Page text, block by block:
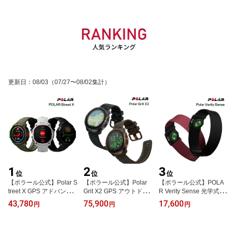
更新日 ： 08/03 （07/27〜08/02集計）
1 位
【ポラール公式】Polar S
treet X GPS アドバンス
ド ランニングウォッチ
タッチディスプレイ AM
43,780 円
2位
【ポラール公式】Polar
Grit X2 GPS アウトドア
スポーツウォッチ 軽量
コンパクト 内蔵地図 タ
75,900 円
3位
【ポラール公式】POLA
R Verity Sense 光学式
心拍センサー 6LED 腕用
アームバンド 心拍計 iPh
17,600 円